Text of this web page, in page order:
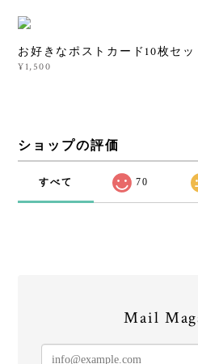
お好きなポストカード10枚セッ
¥1,500
ショップの評価
すべて 70
Mail